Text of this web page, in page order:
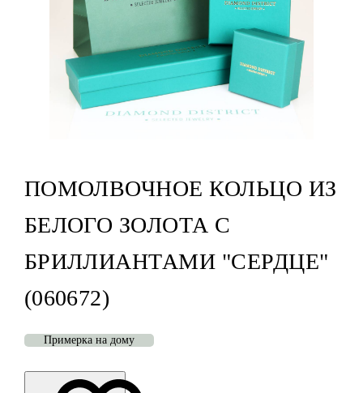
ПОМОЛВОЧНОЕ КОЛЬЦО ИЗ
БЕЛОГО ЗОЛОТА С
БРИЛЛИАНТАМИ "СЕРДЦЕ"
(060672)
Примерка на дому